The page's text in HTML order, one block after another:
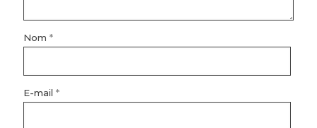
Nom *
E-mail *